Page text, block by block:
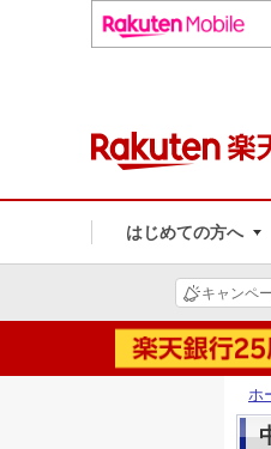
はじめての方へ
キャンペ
ホ